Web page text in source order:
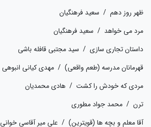
ظهر روز دهم / سعید فرهنگیان
مرد می خواهد / سعید فرهنگیان
داستان تجاری سازی / سید مجتبی قافله باشی
قهرمانان مدرسه (طعم واقعی) / مهدی کیانی انبوهی
مردی که خودش را کشت / هادی محمدیان
ترن / محمد جواد مطوری
آقا معلم و بچه ها (قویترین) / علی میر آقاسی خوانی